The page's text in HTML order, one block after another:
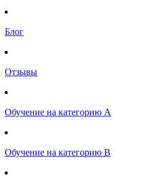
Блог
Отзывы
Обучение на категорию А
Обучение на категорию B